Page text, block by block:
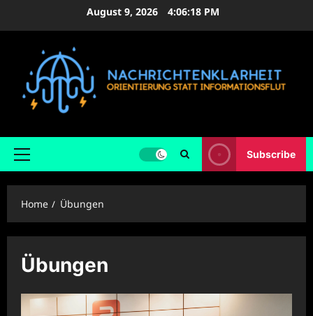
August 9, 2026 4:06:19 PM
Primary
Subscribe
Home Übungen
Übungen